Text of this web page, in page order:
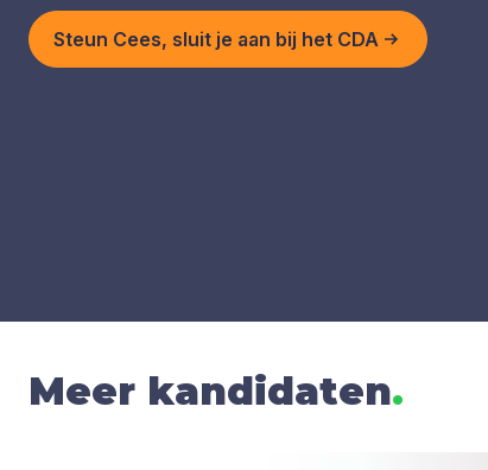
Steun Cees, sluit je aan bij het CDA
Meer kandidaten.